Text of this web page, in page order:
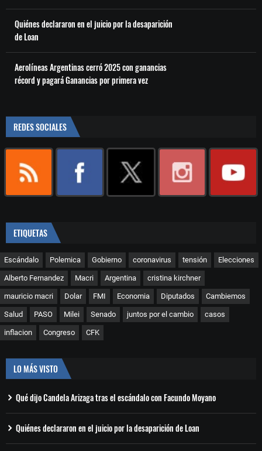
Quiénes declararon en el juicio por la desaparición
de Loan
Aerolíneas Argentinas cerró 2025 con ganancias
récord y pagará Ganancias por primera vez
REDES SOCIALES
ETIQUETAS
Escándalo Polemica Gobierno coronavirus tensión Elecciones
Alberto Fernandez Macri Argentina cristina kirchner
mauricio macri Dolar FMI Economia Diputados Cambiemos
Salud PASO Milei Senado juntos por el cambio casos
inflacion Congreso CFK
LO MÁS VISTO
Qué dijo Candela Arizaga tras el escándalo con Facundo Moyano
Quiénes declararon en el juicio por la desaparición de Loan